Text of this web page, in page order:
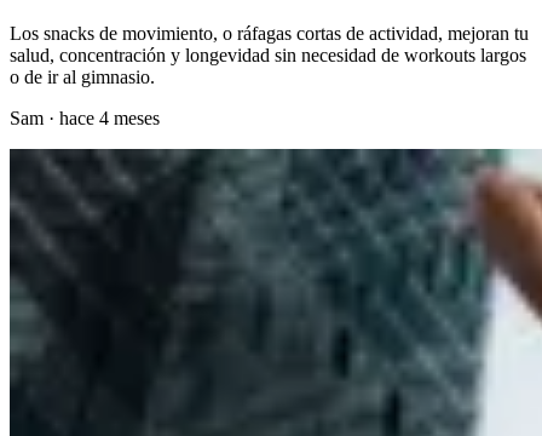
Los snacks de movimiento, o ráfagas cortas de actividad, mejoran tu
salud, concentración y longevidad sin necesidad de workouts largos
o de ir al gimnasio.
Sam · hace 4 meses